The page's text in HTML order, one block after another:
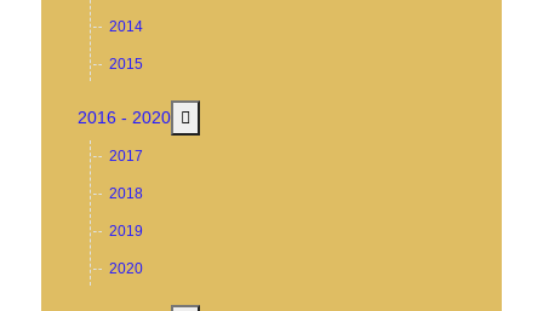
2014
2015
2016 - 2020
2017
2018
2019
2020